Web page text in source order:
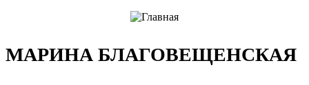
МАРИНА БЛАГОВЕЩЕНСКАЯ